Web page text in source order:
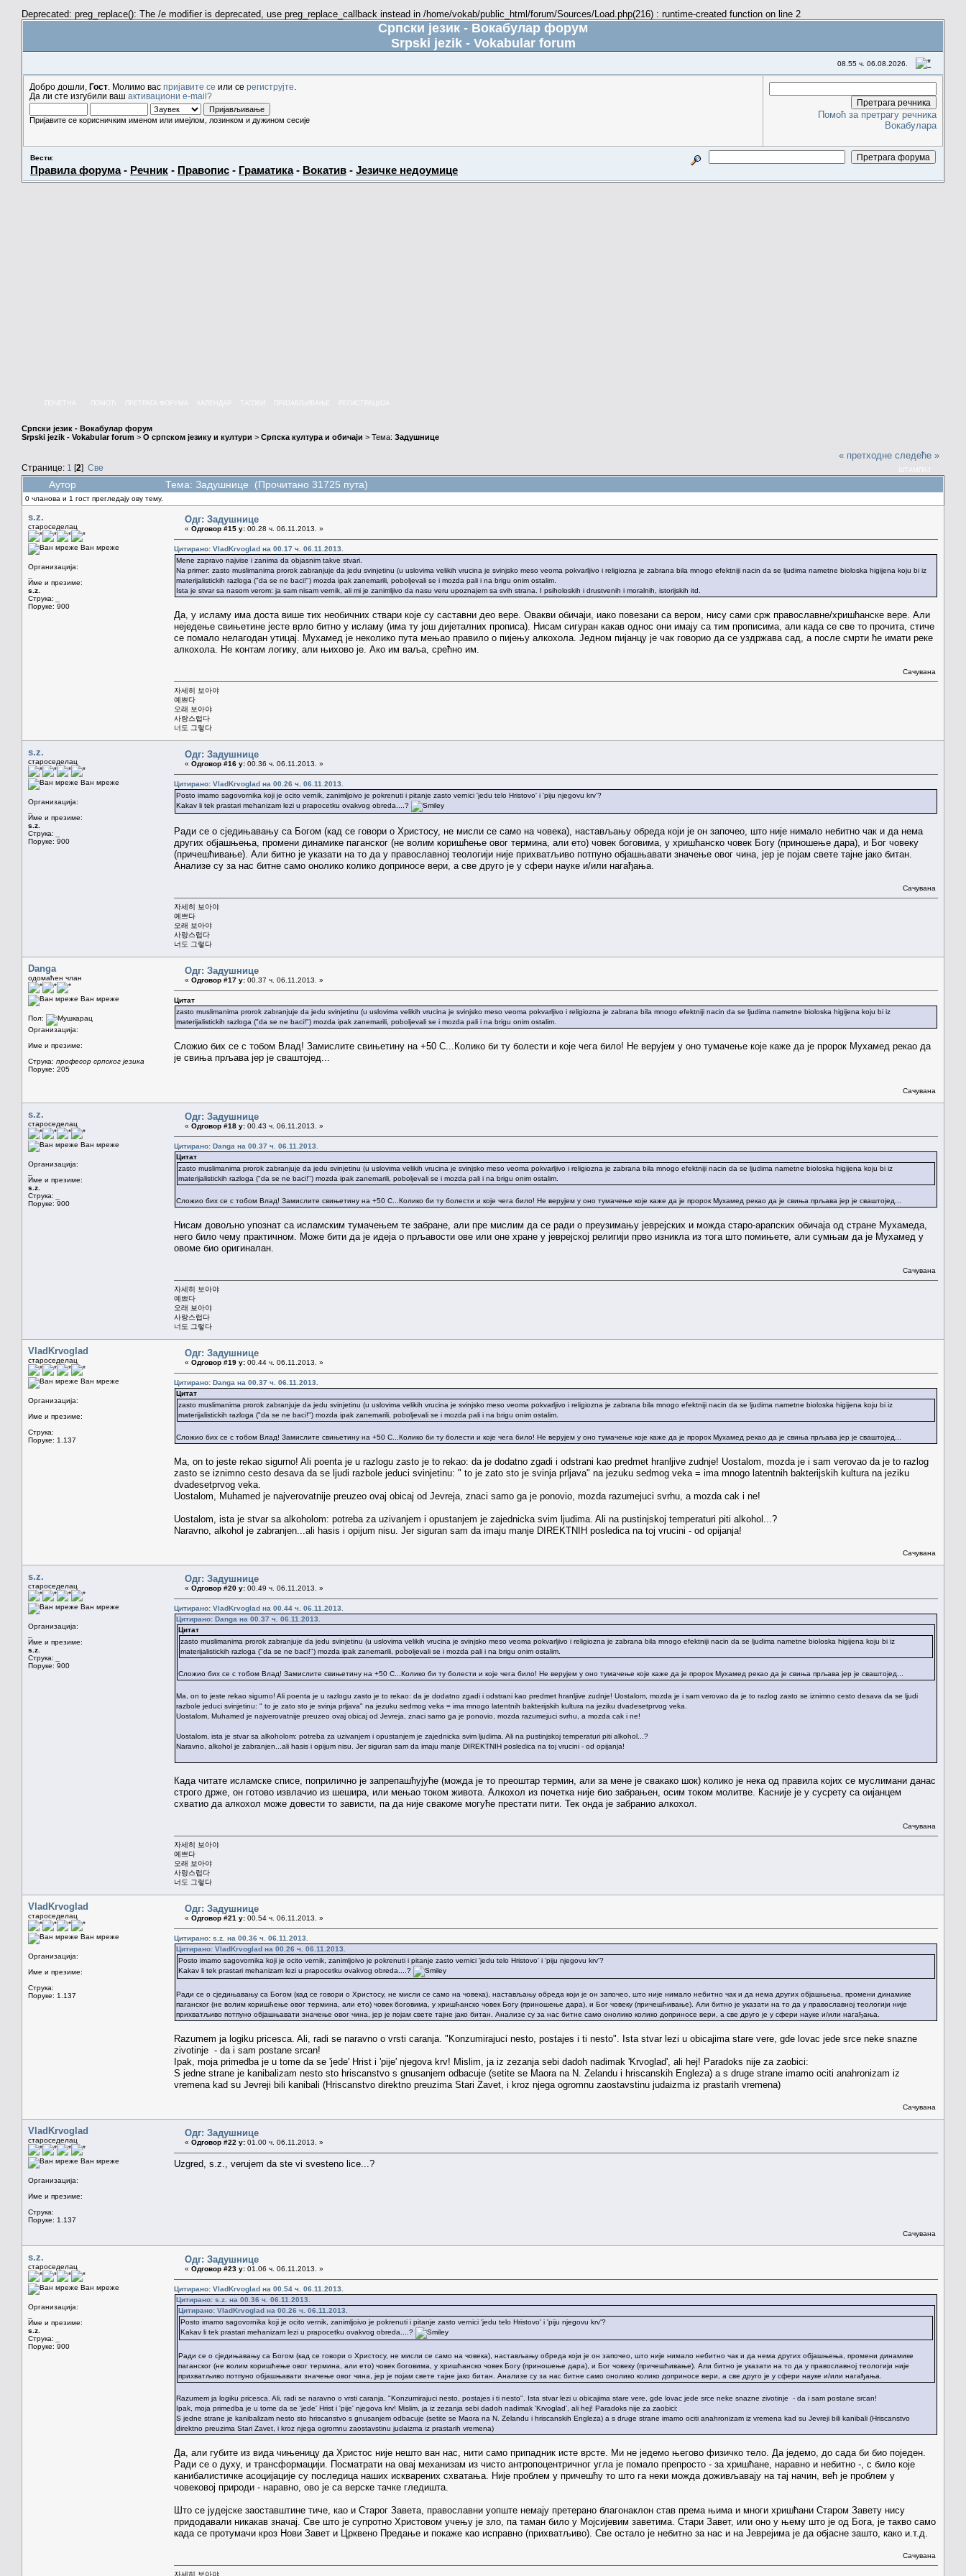
Deprecated: preg_replace(): The /e modifier is deprecated, use preg_replace_callback instead in /home/vokab/public_html/forum/Sources/Load.php(216) : runtime-created function on line 2
Српски језик - Вокабулар форум
Srpski jezik - Vokabular forum
08.55 ч. 06.08.2026.
Добро дошли, Гост . Молимо вас пријавите се или се региструјте
Да ли сте изгубили ваш активациони e-mail?
Пријавите се корисничким именом или имејлом, лозинком и дужином сесије
Помоћ за претрагу речника
Вокабулара
Вести:
Правила форума- Речник - Правопис - Граматика- Вокатив - Језичке недоумице
КАЛЕНДАР
Српски језик - Вокабулар форум
Srpski jezik - Vokabular forum > О српском језику и култури > Српска култура и обичаји > Тема: Задушнице
Странице: 1 [2] Све
« претходне следеће »
Аутор Тема: Задушнице (Прочитано 31725 пута)
0 чланова и 1 гост прегледају ову тему.
s.z.
староседелац
Ван мреже
Организација:
Име и презиме:
s.z.
Струка:
Поруке: 900
Одг: Задушнице
« Одговор #15 у: 00.28 ч. 06.11.2013. »
Цитирано: VladKrvoglad на 00.17 ч. 06.11.2013.
Mene zapravo najvise i zanima da objasnim takve stvari.
Na primer: zasto muslimanima prorok zabranjuje da jedu svinjetinu (u uslovima velikih vrucina je svinjsko meso veoma pokvarljivo i religiozna je zabrana bila mnogo efektniji nacin da se ljudima nametne bioloska higijena koju bi iz
materijalistickih razloga ("da se ne baci!") mozda ipak zanemarili, poboljevali se i mozda pali i na brigu onim ostalim.
Ista je stvar sa nasom verom: ja sam nisam vernik, ali mi je zanimljivo da nasu veru upoznajem sa svih strana. I psiholoskih i drustvenih i moralnih, istorijskih itd.
Да, у исламу има доста више тих необичних ствари које су саставни део вере. Овакви обичаји, иако повезани са вером, нису сами срж православне/хришћанске вере. Али
неједење свињетине јесте врло битно у исламу (има ту још дијеталних прописа). Нисам сигуран какав однос они имају са тим прописима, али када се све то прочита, стиче
се помало нелагодан утицај. Мухамед је неколико пута мењао правило о пијењу алкохола. Једном пијанцу је чак говорио да се уздржава сад, а после смрти ће имати реке
алкохола. Не контам логику, али њихово је. Ако им ваља, срећно им.
Сачувана
자세히 보아야
예쁘다
오래 보아야
사랑스럽다
너도 그렇다
s.z.
староседелац
Ван мреже
Организација:
Име и презиме:
s.z.
Струка:
Поруке: 900
Одг: Задушнице
« Одговор #16 у: 00.36 ч. 06.11.2013. »
Цитирано: VladKrvoglad на 00.26 ч. 06.11.2013.
Posto imamo sagovornika koji je ocito vernik, zanimljoivo je pokrenuti i pitanje zasto vernici 'jedu telo Hristovo' i 'piju njegovu krv'?
Kakav li tek prastari mehanizam lezi u prapocetku ovakvog obreda....?
Ради се о сједињавању са Богом (кад се говори о Христосу, не мисли се само на човека), настављању обреда који је он започео, што није нимало небитно чак и да нема
других објашњења, промени динамике паганског (не волим коришћење овог термина, али ето) човек боговима, у хришћанско човек Богу (приношење дара), и Бог човеку
(причешћивање). Али битно је указати на то да у православној теологији није прихватљиво потпуно објашњавати значење овог чина, јер је појам свете тајне јако битан.
Анализе су за нас битне само онолико колико доприносе вери, а све друго је у сфери науке и/или нагађања.
Сачувана
자세히 보아야
예쁘다
오래 보아야
사랑스럽다
너도 그렇다
Danga
одомаћен члан
Ван мреже
Пол:
Организација:
Име и презиме:
Струка: професор српског језика
Поруке: 205
Одг: Задушнице
« Одговор #17 у: 00.37 ч. 06.11.2013. »
Цитат
zasto muslimanima prorok zabranjuje da jedu svinjetinu (u uslovima velikih vrucina je svinjsko meso veoma pokvarljivo i religiozna je zabrana bila mnogo efektniji nacin da se ljudima nametne bioloska higijena koju bi iz
materijalistickih razloga ("da se ne baci!") mozda ipak zanemarili, poboljevali se i mozda pali i na brigu onim ostalim.
Сложио бих се с тобом Влад! Замислите свињетину на +50 С...Колико би ту болести и које чега било! Не верујем у оно тумачење које каже да је пророк Мухамед рекао да
је свиња прљава јер је сваштојед...
Сачувана
s.z.
староседелац
Ван мреже
Организација:
Име и презиме:
s.z.
Струка:
Поруке: 900
Одг: Задушнице
« Одговор #18 у: 00.43 ч. 06.11.2013. »
Цитирано: Danga на 00.37 ч. 06.11.2013.
Цитат
zasto muslimanima prorok zabranjuje da jedu svinjetinu (u uslovima velikih vrucina je svinjsko meso veoma pokvarljivo i religiozna je zabrana bila mnogo efektniji nacin da se ljudima nametne bioloska higijena koju bi iz
materijalistickih razloga ("da se ne baci!") mozda ipak zanemarili, poboljevali se i mozda pali i na brigu onim ostalim.
Сложио бих се с тобом Влад! Замислите свињетину на +50 С...Колико би ту болести и које чега било! Не верујем у оно тумачење које каже да је пророк Мухамед рекао да је свиња прљава јер је сваштојед...
Нисам довољно упознат са исламским тумачењем те забране, али пре мислим да се ради о преузимању јеврејских и можда старо-арапских обичаја од стране Мухамеда,
него било чему практичном. Може бити да је идеја о прљавости ове или оне хране у јеврејској религији прво изникла из тога што помињете, али сумњам да је Мухамед у
овоме био оригиналан.
Сачувана
자세히 보아야
예쁘다
오래 보아야
사랑스럽다
너도 그렇다
VladKrvoglad
староседелац
Ван мреже
Организација:
Име и презиме:
Струка:
Поруке: 1.137
Одг: Задушнице
« Одговор #19 у: 00.44 ч. 06.11.2013. »
Цитирано: Danga на 00.37 ч. 06.11.2013.
Цитат
zasto muslimanima prorok zabranjuje da jedu svinjetinu (u uslovima velikih vrucina je svinjsko meso veoma pokvarljivo i religiozna je zabrana bila mnogo efektniji nacin da se ljudima nametne bioloska higijena koju bi iz
materijalistickih razloga ("da se ne baci!") mozda ipak zanemarili, poboljevali se i mozda pali i na brigu onim ostalim.
Сложио бих се с тобом Влад! Замислите свињетину на +50 С...Колико би ту болести и које чега било! Не верујем у оно тумачење које каже да је пророк Мухамед рекао да је свиња прљава јер је сваштојед...
Ma, on to jeste rekao sigurno! Ali poenta je u razlogu zasto je to rekao: da je dodatno zgadi i odstrani kao predmet hranljive zudnje! Uostalom, mozda je i sam verovao da je to razlog
zasto se iznimno cesto desava da se ljudi razbole jeduci svinjetinu: " to je zato sto je svinja prljava" na jezuku sedmog veka = ima mnogo latentnih bakterijskih kultura na jeziku
dvadesetprvog veka.
Uostalom, Muhamed je najverovatnije preuzeo ovaj obicaj od Jevreja, znaci samo ga je ponovio, mozda razumejuci svrhu, a mozda cak i ne!
Uostalom, ista je stvar sa alkoholom: potreba za uzivanjem i opustanjem je zajednicka svim ljudima. Ali na pustinjskoj temperaturi piti alkohol...?
Naravno, alkohol je zabranjen...ali hasis i opijum nisu. Jer siguran sam da imaju manje DIREKTNIH posledica na toj vrucini - od opijanja!
Сачувана
s.z.
староседелац
Ван мреже
Организација:
Име и презиме:
s.z.
Струка:
Поруке: 900
Одг: Задушнице
« Одговор #20 у: 00.49 ч. 06.11.2013. »
Цитирано: VladKrvoglad на 00.44 ч. 06.11.2013.
Цитирано: Danga на 00.37 ч. 06.11.2013.
Цитат
zasto muslimanima prorok zabranjuje da jedu svinjetinu (u uslovima velikih vrucina je svinjsko meso veoma pokvarljivo i religiozna je zabrana bila mnogo efektniji nacin da se ljudima nametne bioloska higijena koju bi iz
materijalistickih razloga ("da se ne baci!") mozda ipak zanemarili, poboljevali se i mozda pali i na brigu onim ostalim.
Сложио бих се с тобом Влад! Замислите свињетину на +50 С...Колико би ту болести и које чега било! Не верујем у оно тумачење које каже да је пророк Мухамед рекао да је свиња прљава јер је сваштојед...
Ma, on to jeste rekao sigurno! Ali poenta je u razlogu zasto je to rekao: da je dodatno zgadi i odstrani kao predmet hranljive zudnje! Uostalom, mozda je i sam verovao da je to razlog zasto se iznimno cesto desava da se ljudi
razbole jeduci svinjetinu: " to je zato sto je svinja prljava" na jezuku sedmog veka = ima mnogo latentnih bakterijskih kultura na jeziku dvadesetprvog veka.
Uostalom, Muhamed je najverovatnije preuzeo ovaj obicaj od Jevreja, znaci samo ga je ponovio, mozda razumejuci svrhu, a mozda cak i ne!
Uostalom, ista je stvar sa alkoholom: potreba za uzivanjem i opustanjem je zajednicka svim ljudima. Ali na pustinjskoj temperaturi piti alkohol...?
Naravno, alkohol je zabranjen...ali hasis i opijum nisu. Jer siguran sam da imaju manje DIREKTNIH posledica na toj vrucini - od opijanja!
Када читате исламске списе, поприлично је запрепашћујуће (можда је то преоштар термин, али за мене је свакако шок) колико је нека од правила којих се муслимани данас
строго држе, он готово извлачио из шешира, или мењао током живота. Алкохол из почетка није био забрањен, осим током молитве. Касније је у сусрету са оијанцем
схватио да алкохол може довести то зависти, па да није свакоме могуће престати пити. Тек онда је забранио алкохол.
Сачувана
자세히 보아야
예쁘다
오래 보아야
사랑스럽다
너도 그렇다
VladKrvoglad
староседелац
Ван мреже
Организација:
Име и презиме:
Струка:
Поруке: 1.137
Одг: Задушнице
« Одговор #21 у: 00.54 ч. 06.11.2013. »
Цитирано: s.z. на 00.36 ч. 06.11.2013.
Цитирано: VladKrvoglad на 00.26 ч. 06.11.2013.
Posto imamo sagovornika koji je ocito vernik, zanimljoivo je pokrenuti i pitanje zasto vernici 'jedu telo Hristovo' i 'piju njegovu krv'?
Kakav li tek prastari mehanizam lezi u prapocetku ovakvog obreda....?
Ради се о сједињавању са Богом (кад се говори о Христосу, не мисли се само на човека), настављању обреда који је он започео, што није нимало небитно чак и да нема других објашњења, промени динамике
паганског (не волим коришћење овог термина, али ето) човек боговима, у хришћанско човек Богу (приношење дара), и Бог човеку (причешћивање). Али битно је указати на то да у православној теологији није
прихватљиво потпуно објашњавати значење овог чина, јер је појам свете тајне јако битан. Анализе су за нас битне само онолико колико доприносе вери, а све друго је у сфери науке и/или нагађања.
Razumem ja logiku pricesca. Ali, radi se naravno o vrsti caranja. "Konzumirajuci nesto, postajes i ti nesto". Ista stvar lezi u obicajima stare vere, gde lovac jede srce neke snazne
zivotinje - da i sam postane srcan!
Ipak, moja primedba je u tome da se 'jede' Hrist i 'pije' njegova krv! Mislim, ja iz zezanja sebi dadoh nadimak 'Krvoglad', ali hej! Paradoks nije za zaobici:
S jedne strane je kanibalizam nesto sto hriscanstvo s gnusanjem odbacuje (setite se Maora na N. Zelandu i hriscanskih Engleza) a s druge strane imamo ociti anahronizam iz
vremena kad su Jevreji bili kanibali (Hriscanstvo direktno preuzima Stari Zavet, i kroz njega ogromnu zaostavstinu judaizma iz prastarih vremena)
Сачувана
VladKrvoglad
староседелац
Ван мреже
Организација:
Име и презиме:
Струка:
Поруке: 1.137
Одг: Задушнице
« Одговор #22 у: 01.00 ч. 06.11.2013. »
Uzgred, s.z., verujem da ste vi svesteno lice...?
Сачувана
s.z.
староседелац
Ван мреже
Организација:
Име и презиме:
s.z.
Струка:
Поруке: 900
Одг: Задушнице
« Одговор #23 у: 01.06 ч. 06.11.2013. »
Цитирано: VladKrvoglad на 00.54 ч. 06.11.2013.
Цитирано: s.z. на 00.36 ч. 06.11.2013.
Цитирано: VladKrvoglad на 00.26 ч. 06.11.2013.
Posto imamo sagovornika koji je ocito vernik, zanimljoivo je pokrenuti i pitanje zasto vernici 'jedu telo Hristovo' i 'piju njegovu krv'?
Kakav li tek prastari mehanizam lezi u prapocetku ovakvog obreda....?
Ради се о сједињавању са Богом (кад се говори о Христосу, не мисли се само на човека), настављању обреда који је он започео, што није нимало небитно чак и да нема других објашњења, промени динамике
паганског (не волим коришћење овог термина, али ето) човек боговима, у хришћанско човек Богу (приношење дара), и Бог човеку (причешћивање). Али битно је указати на то да у православној теологији није
прихватљиво потпуно објашњавати значење овог чина, јер је појам свете тајне јако битан. Анализе су за нас битне само онолико колико доприносе вери, а све друго је у сфери науке и/или нагађања.
Razumem ja logiku pricesca. Ali, radi se naravno o vrsti caranja. "Konzumirajuci nesto, postajes i ti nesto". Ista stvar lezi u obicajima stare vere, gde lovac jede srce neke snazne zivotinje - da i sam postane srcan!
Ipak, moja primedba je u tome da se 'jede' Hrist i 'pije' njegova krv! Mislim, ja iz zezanja sebi dadoh nadimak 'Krvoglad', ali hej! Paradoks nije za zaobici:
S jedne strane je kanibalizam nesto sto hriscanstvo s gnusanjem odbacuje (setite se Maora na N. Zelandu i hriscanskih Engleza) a s druge strane imamo ociti anahronizam iz vremena kad su Jevreji bili kanibali (Hriscanstvo
direktno preuzima Stari Zavet, i kroz njega ogromnu zaostavstinu judaizma iz prastarih vremena)
Да, али губите из вида чињеницу да Христос није нешто ван нас, нити само припадник исте врсте. Ми не једемо његово физичко тело. Да једемо, до сада би био поједен.
Ради се о духу, и трансформацији. Посматрати на овај механизам из чисто антропоцентричног угла је помало препросто - за хришћане, наравно и небитно -, с било које
канибалистичке асоцијације су последица наших искварених схватања. Није проблем у причешћу то што га неки можда доживљавају на тај начин, већ је проблем у
човековој природи - наравно, ово је са верске тачке гледишта.
Што се јудејске заоставштине тиче, као и Старог Завета, православни уопште немају претерано благонаклон став према њима и многи хришћани Старом Завету нису
придодавали никакав значај. Све што је супротно Христовом учењу је зло, па таман било у Мојсијевим заветима. Стари Завет, или оно у њему што је од Бога, је такво само
када се протумачи кроз Нови Завет и Црквено Предање и покаже као исправно (прихватљиво). Све остало је небитно за нас и на Јеврејима је да објасне зашто, како и.т.д.
Сачувана
자세히 보아야